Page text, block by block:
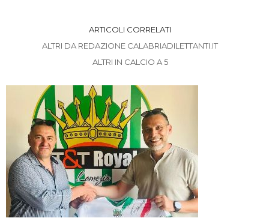
ARTICOLI CORRELATI
ALTRI DA REDAZIONE CALABRIADILETTANTI.IT
ALTRI IN CALCIO A 5